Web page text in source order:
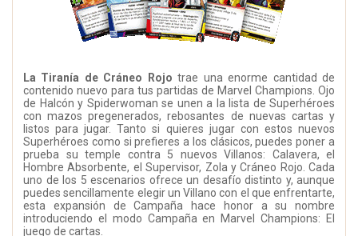
La Tiranía de Cráneo Rojo trae una enorme cantidad de
contenido nuevo para tus partidas de Marvel Champions. Ojo
de Halcón y Spiderwoman se unen a la lista de Superhéroes
con mazos pregenerados, rebosantes de nuevas cartas y
listos para jugar. Tanto si quieres jugar con estos nuevos
Superhéroes como si prefieres a los clásicos, puedes poner a
prueba su temple contra 5 nuevos Villanos: Calavera, el
Hombre Absorbente, el Supervisor, Zola y Cráneo Rojo. Cada
uno de los 5 escenarios ofrece un desafío distinto y, aunque
puedes sencillamente elegir un Villano con el que enfrentarte,
esta expansión de Campaña hace honor a su nombre
introduciendo el modo Campaña en Marvel Champions: El
juego de cartas.